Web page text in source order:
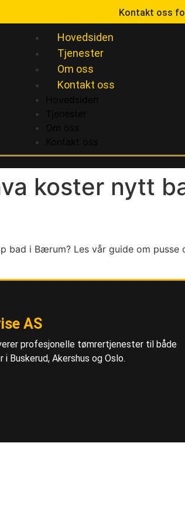
Kontakt oss
Hovedsiden
Tjenester
Om oss
Kontakt oss
koster nytt
bad i Bærum? Les vår guide om
AS
profesjonelle tømrertjenester til både
Buskerud, Akershus og Oslo.